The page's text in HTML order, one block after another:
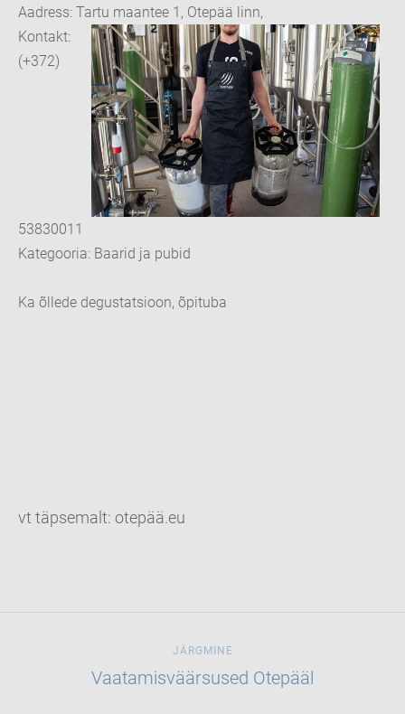
Aadress: Tartu maantee 1, Otepää linn,
Kontakt:
(+372)
53830011
Kategooria: Baarid ja pubid
Ka õllede degustatsioon, õpituba
vt täpsemalt: otepää.eu
JÄRGMINE
Vaatamisväärsused Otepääl